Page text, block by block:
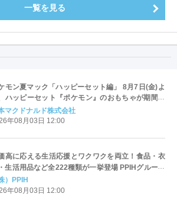
一覧を見る
モン夏マック「ハッピーセット編」 8月7日(金)よ
ハッピーセット『ポケモン』のおもちゃが期間限
場
マクドナルド株式会社
年08月03日 12:00
高に応える生活応援とワクワクを両立！食品・衣
生活用品など全222種類が一挙登場 PPIHグループ
夏福袋」＆セール 8月6日(木)より順次スタート
）PPIH
年08月03日 12:00